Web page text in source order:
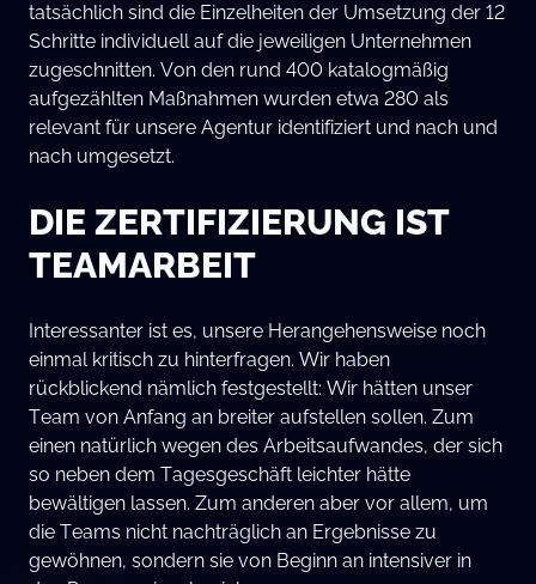
tatsächlich sind die Einzelheiten der Umsetzung der 12
Schritte individuell auf die jeweiligen Unternehmen
zugeschnitten. Von den rund 400 katalogmäßig
aufgezählten Maßnahmen wurden etwa 280 als
relevant für unsere Agentur identifiziert und nach und
nach umgesetzt.
DIE ZERTIFIZIERUNG IST
TEAMARBEIT
Interessanter ist es, unsere Herangehensweise noch
einmal kritisch zu hinterfragen. Wir haben
rückblickend nämlich festgestellt: Wir hätten unser
Team von Anfang an breiter aufstellen sollen. Zum
einen natürlich wegen des Arbeitsaufwandes, der sich
so neben dem Tagesgeschäft leichter hätte
bewältigen lassen. Zum anderen aber vor allem, um
die Teams nicht nachträglich an Ergebnisse zu
gewöhnen, sondern sie von Beginn an intensiver in